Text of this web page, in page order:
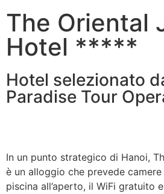
The Oriental
Hotel *****
Hotel selezionato
Paradise Tour
In un punto strategico di Hanoi,
è un alloggio che prevede
piscina all’aperto, il WiFi gratuito